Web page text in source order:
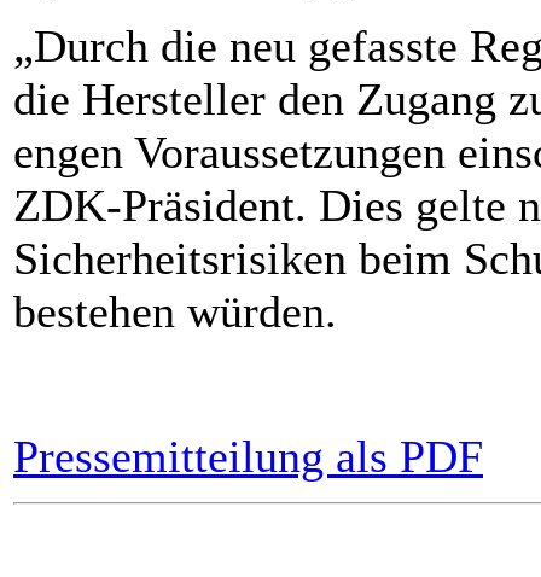
„Durch die neu gefasste
die Hersteller den Zugang
engen Voraussetzungen
ZDK-Präsident. Dies gelte
Sicherheitsrisiken beim
bestehen würden.
Pressemitteilung als PDF